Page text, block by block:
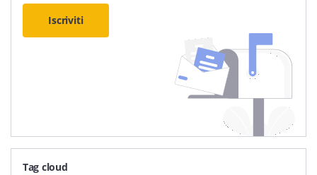
Iscriviti
Tag cloud